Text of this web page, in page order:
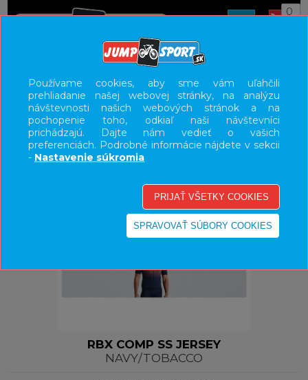
0
UŽÍVATEĽSKÝ PANEL
KATEGÓRIE
HLAVNÉ MENU
RBX COMP SS JERSEY
NAVY/TOBACCO
Používame cookies, aby sme vám uľahčili
prehliadanie našej webovej stránky, na analýzu
návštevnosti našich webových stránok a na
pochopenie toho, odkiaľ naši návštevníci
prichádzajú. Dajte nám vedieť o vašich
preferenciách. Podrobné informácie nájdete v sekcii
- Nastavenie súkromia